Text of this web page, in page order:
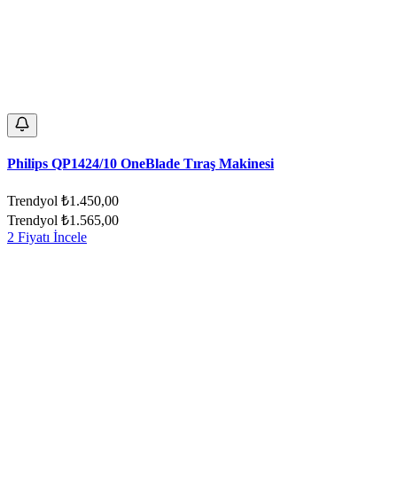
Philips QP1424/10 OneBlade Tıraş Makinesi
Trendyol ₺1.450,00
Trendyol ₺1.565,00
2 Fiyatı İncele